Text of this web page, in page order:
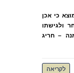
כי אכן
ולגישתו
13(ב) לאמנה – חריג
לקריאה